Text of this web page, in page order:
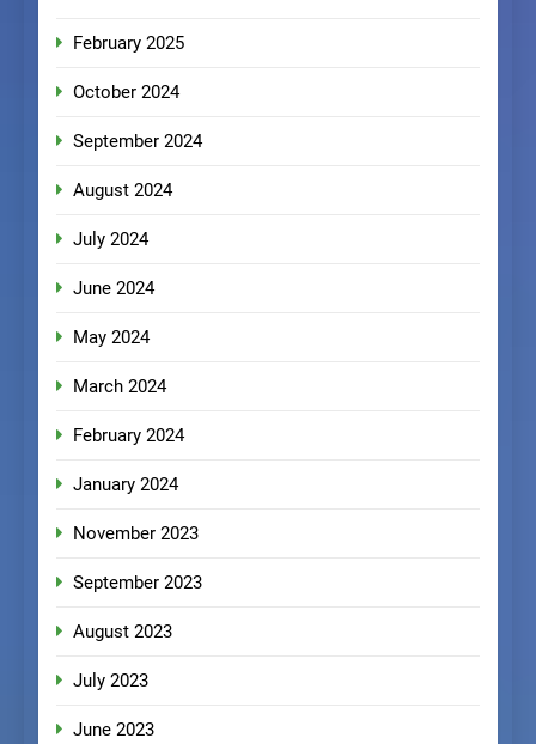
February 2025
October 2024
September 2024
August 2024
July 2024
June 2024
May 2024
March 2024
February 2024
January 2024
November 2023
September 2023
August 2023
July 2023
June 2023